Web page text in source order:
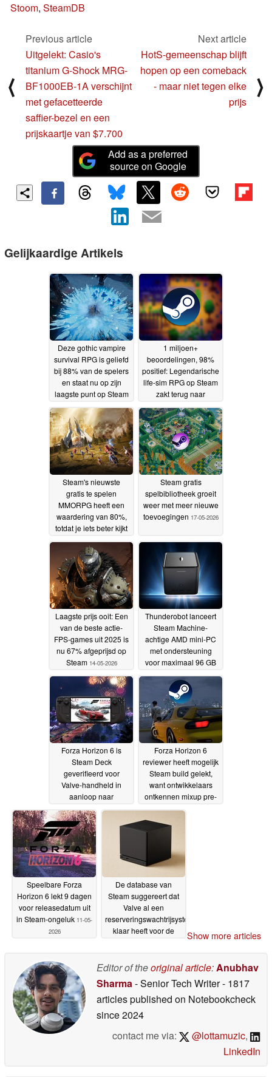
Stoom, SteamDB
⟨
Previous article
Uitgelekt: Casio's
titanium G-Shock MRG-
BF1000EB-1A verschijnt
met gefacetteerde
saffier-bezel en een
prijskaartje van $7.700
Next article
HotS-gemeenschap blijft
hopen op een comeback
- maar niet tegen elke
prijs
⟩
Add as a preferred
source on Google
Gelijkaardige Artikels
Deze gothic vampire
survival RPG is geliefd
bij 88% van de spelers
en staat nu op zijn
laagste punt op Steam
18-05-2026
1 miljoen+
beoordelingen, 98%
positief: Legendarische
life-sim RPG op Steam
zakt terug naar
historisch dieptepunt
18-05-2026
Steam's nieuwste
gratis te spelen
MMORPG heeft een
waardering van 80%,
totdat je iets beter kijkt
18-05-2026
Steam gratis
spelbibliotheek groeit
weer met meer nieuwe
toevoegingen 17-05-2026
Laagste prijs ooit: Een
van de beste actie-
FPS-games uit 2025 is
nu 67% afgeprijsd op
Steam 14-05-2026
Thunderobot lanceert
Steam Machine-
achtige AMD mini-PC
met ondersteuning
voor maximaal 96 GB
VRAM13-05-2026
Forza Horizon 6 is
Steam Deck
geverifieerd voor
Valve-handheld in
aanloop naar
releasedatum
13-05-2026
Forza Horizon 6
reviewer heeft mogelijk
Steam build gelekt,
want ontwikkelaars
ontkennen mixup pre-
loading12-05-2026
Speelbare Forza
Horizon 6 lekt 9 dagen
voor releasedatum uit
in Steam-ongeluk 11-05-
2026
De database van
Steam suggereert dat
Valve al een
reserveringswachtrijsysteem
klaar heeft voor de
Show more articles
Editor of theoriginal article:Anubhav
Sharma- Senior Tech Writer- 1817
articles published on Notebookcheck
since 2024
contact me via:
@lottamuzic,
LinkedIn